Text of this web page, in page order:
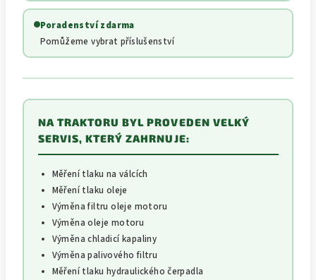
Poradenství zdarma
Pomůžeme vybrat příslušenství
NA TRAKTORU BYL PROVEDEN VELKÝ
SERVIS, KTERÝ ZAHRNUJE:
Měření tlaku na válcích
Měření tlaku oleje
Výměna filtru oleje motoru
Výměna oleje motoru
Výměna chladicí kapaliny
Výměna palivového filtru
Měření tlaku hydraulického čerpadla